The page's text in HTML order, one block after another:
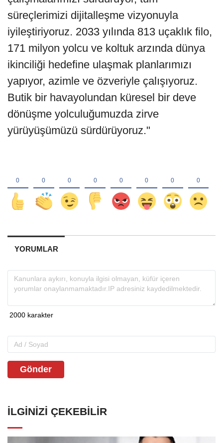
süreçlerimizi dijitalleşme vizyonuyla
iyileştiriyoruz. 2033 yılında 813 uçaklık filo,
171 milyon yolcu ve koltuk arzında dünya
ikinciliği hedefine ulaşmak planlarımızı
yapıyor, azimle ve özveriyle çalışıyoruz.
Butik bir havayolundan küresel bir deve
dönüşme yolculuğumuzda zirve
yürüyüşümüzü sürdürüyoruz."
YORUMLAR
Gönder
İLGINIZI ÇEKEBILIR